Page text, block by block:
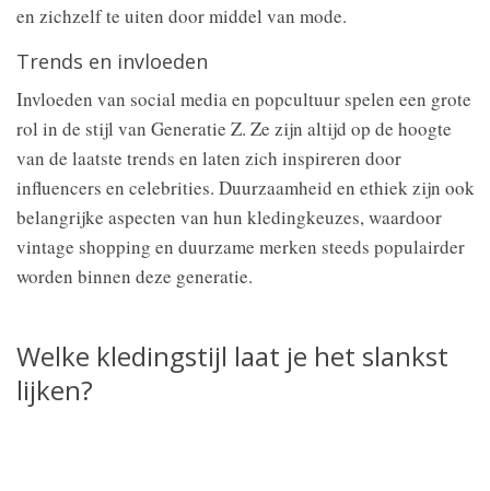
en zichzelf te uiten door middel van mode.
Trends en invloeden
Invloeden van social media en popcultuur spelen een grote
rol in de stijl van Generatie Z. Ze zijn altijd op de hoogte
van de laatste trends en laten zich inspireren door
influencers en celebrities. Duurzaamheid en ethiek zijn ook
belangrijke aspecten van hun kledingkeuzes, waardoor
vintage shopping en duurzame merken steeds populairder
worden binnen deze generatie.
Welke kledingstijl laat je het slankst
lijken?